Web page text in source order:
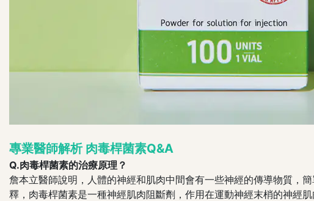
專業醫師解析 肉毒桿菌素Q&A
Q.肉毒桿菌素的治療原理？
詹本立醫師說明，人體的神經和肌肉中間會有一些神經的傳導物質，
釋，肉毒桿菌素是一種神經肌肉阻斷劑，作用在運動神經末梢的神經